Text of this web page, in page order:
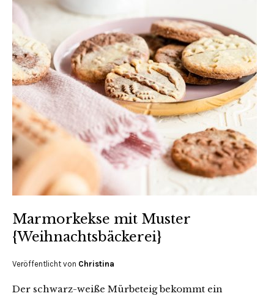
Marmorkekse mit Muster
{Weihnachtsbäckerei}
Veröffentlicht von Christina
Der schwarz-weiße Mürbeteig bekommt ein